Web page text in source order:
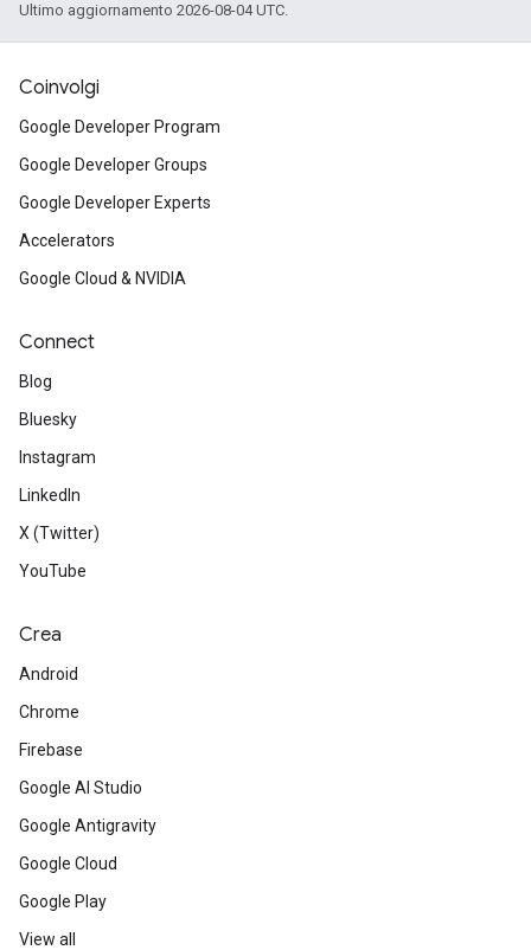
Ultimo aggiornamento 2026-08-04 UTC.
Coinvolgi
Google Developer Program
Google Developer Groups
Google Developer Experts
Accelerators
Google Cloud & NVIDIA
Connect
Blog
Bluesky
Instagram
LinkedIn
X (Twitter)
YouTube
Crea
Android
Chrome
Firebase
Google AI Studio
Google Antigravity
Google Cloud
Google Play
View all